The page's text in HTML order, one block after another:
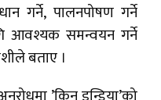
गर्ने, पालनपोषण गर्ने
आवश्यक समन्वयन गर्ने
बताए ।